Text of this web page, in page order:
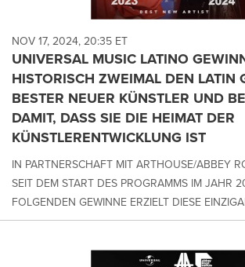
NOV 17, 2024, 20:35 ET
UNIVERSAL MUSIC LATINO
HISTORISCH ZWEIMAL DEN LATIN
BESTER NEUER KÜNSTLER UND
DAMIT, DASS SIE DIE HEIMAT DER
KÜNSTLERENTWICKLUNG IST
IN PARTNERSCHAFT MIT ARTHOUSE/ABBEY
SEIT DEM START DES PROGRAMMS IM JAHR
FOLGENDEN GEWINNE ERZIELT DIESE